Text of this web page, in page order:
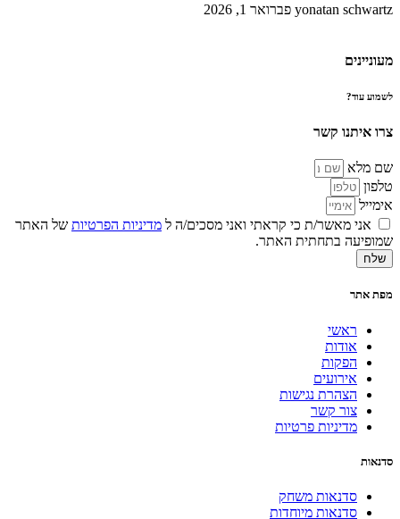
yonatan schwartz פברואר 1, 2026
מעוניינים
לשמוע עוד?
צרו איתנו קשר
שם מלא
טלפון
אימייל
אני מאשר/ת כי קראתי ואני מסכים/ה ל מדיניות הפרטיות של האתר
שמופיעה בתחתית האתר.
שלח
מפת אתר
ראשי
אודות
הפקות
אירועים
הצהרת נגישות
צור קשר
מדיניות פרטיות
סדנאות
סדנאות משחק
סדנאות מיוחדות